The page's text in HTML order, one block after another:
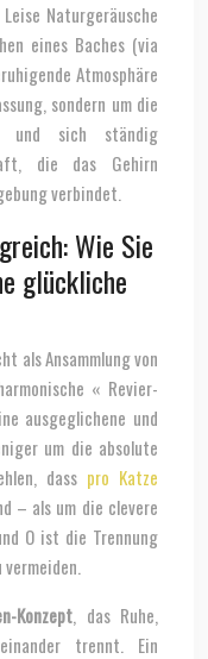
Naturgeräusche
eines Baches (via
Atmosphäre
sondern um die
und sich ständig
die das Gehirn
verbindet.
Wie Sie
glückliche
als Ansammlung von
« Revier-
ausgeglichene und
um die absolute
dass pro Katze
– als um die clevere
O ist die Trennung
Konzept , das Ruhe,
trennt. Ein